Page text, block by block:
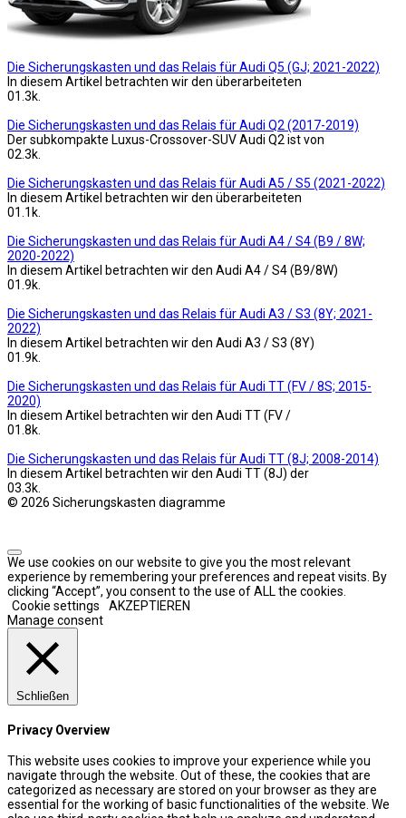
Die Sicherungskasten und das Relais für Audi Q5 (GJ; 2021-2022)
In diesem Artikel betrachten wir den überarbeiteten
01.3k.
Die Sicherungskasten und das Relais für Audi Q2 (2017-2019)
Der subkompakte Luxus-Crossover-SUV Audi Q2 ist von
02.3k.
Die Sicherungskasten und das Relais für Audi A5 / S5 (2021-2022)
In diesem Artikel betrachten wir den überarbeiteten
01.1k.
Die Sicherungskasten und das Relais für Audi A4 / S4 (B9 / 8W;
2020-2022)
In diesem Artikel betrachten wir den Audi A4 / S4 (B9/8W)
01.9k.
Die Sicherungskasten und das Relais für Audi A3 / S3 (8Y; 2021-
2022)
In diesem Artikel betrachten wir den Audi A3 / S3 (8Y)
01.9k.
Die Sicherungskasten und das Relais für Audi TT (FV / 8S; 2015-
2020)
In diesem Artikel betrachten wir den Audi TT (FV /
01.8k.
Die Sicherungskasten und das Relais für Audi TT (8J; 2008-2014)
In diesem Artikel betrachten wir den Audi TT (8J) der
03.3k.
© 2026 Sicherungskasten diagramme
We use cookies on our website to give you the most relevant
experience by remembering your preferences and repeat visits. By
clicking “Accept”, you consent to the use of ALL the cookies.
Cookie settings
AKZEPTIEREN
Manage consent
Schließen
Privacy Overview
This website uses cookies to improve your experience while you
navigate through the website. Out of these, the cookies that are
categorized as necessary are stored on your browser as they are
essential for the working of basic functionalities of the website. We